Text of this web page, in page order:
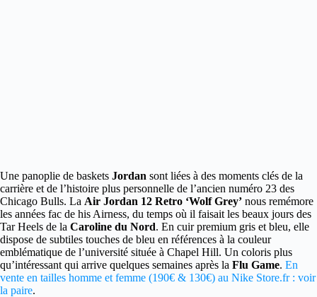
Une panoplie de baskets Jordan sont liées à des moments clés de la
carrière et de l’histoire plus personnelle de l’ancien numéro 23 des
Chicago Bulls. La Air Jordan 12 Retro ‘Wolf Grey’ nous remémore
les années fac de his Airness, du temps où il faisait les beaux jours des
Tar Heels de la Caroline du Nord. En cuir premium gris et bleu, elle
dispose de subtiles touches de bleu en références à la couleur
emblématique de l’université située à Chapel Hill. Un coloris plus
qu’intéressant qui arrive quelques semaines après la Flu Game. En
vente en tailles homme et femme (190€ & 130€) au Nike Store.fr : voir
la paire.